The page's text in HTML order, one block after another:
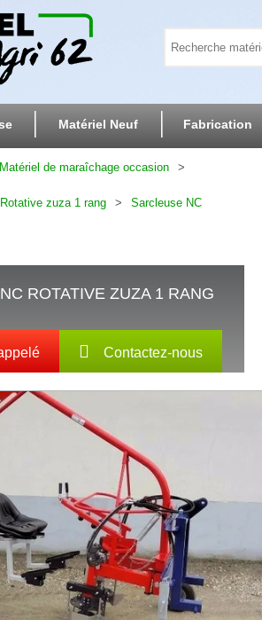
Matériel Neuf Fabrication
Matériel de maraîchage occasion
Rotative zuza 1 rang Sarcleuse NC
NC ROTATIVE ZUZA 1 RANG
Contactez-nous